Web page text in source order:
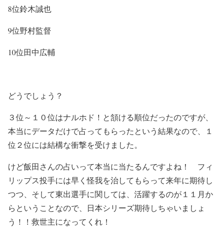
8位鈴木誠也
9位野村監督
10位田中広輔
どうでしょう？
３位～１０位はナルホド！と頷ける順位だったのですが、
本当にデータだけで占ってもらったという結果なので、１
位２位には結構な衝撃を受けました。
けど飯田さんの占いって本当に当たるんですよね！ フィ
リップス投手には早く怪我を治してもらって来年に期待し
つつ、そして東出選手に関しては、活躍するのが１１月か
らということなので、日本シリーズ期待しちゃいましょ
う！！救世主になってくれ！